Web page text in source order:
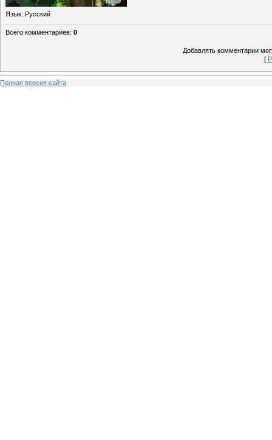
Язык: Русский
Всего комментариев: 0
Добавлять комментарии
[
Полная версия сайта